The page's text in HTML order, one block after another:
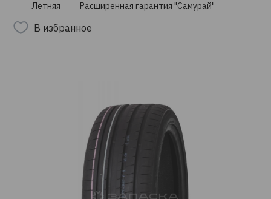
Летняя Расширенная гарантия "Самурай"
В избранное